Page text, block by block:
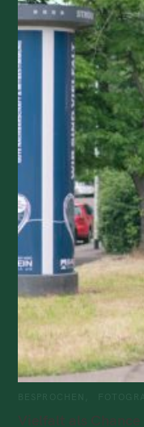
Vielfalt als Chance